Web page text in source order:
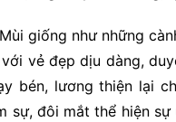
giống như những
vẻ đẹp dịu dàng,
bén, lương thiện lại
sự, đôi mắt thể hiện sự